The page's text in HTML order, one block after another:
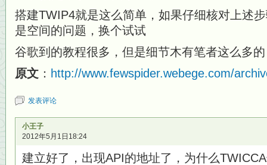
搭建TWIP4就是这么简单，如果仔细核对上述
是空间的问题，换个试试
谷歌到的教程很多，但是细节木有笔者这么多
原文 ： http://www.fewspider.webege.com/
发表评论
小王子
2012年5月1日18:24
建立好了，出现API的地址了，为什么